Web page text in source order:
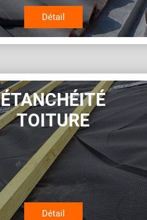
Détail
ÉTANCHÉITÉ
TOITURE
Détail